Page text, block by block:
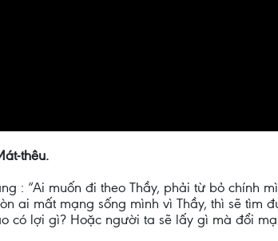
thêu.
: “Ai muốn đi theo Thầy, phải từ bỏ chính
ai mất mạng sống mình vì Thầy, thì sẽ
có lợi gì? Hoặc người ta sẽ lấy gì mà đổi